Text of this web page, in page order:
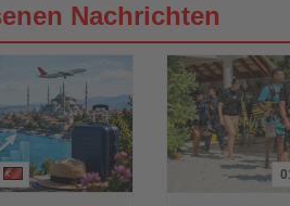
Nachrichten